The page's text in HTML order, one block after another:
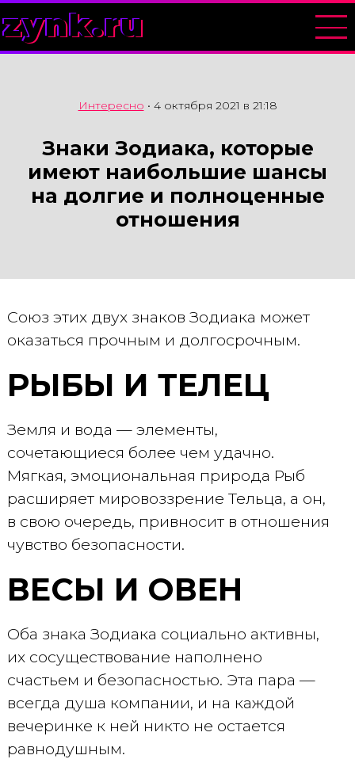
zynk.ru
Интересно • 4 октября 2021 в 21:18
Знаки Зодиака, которые
имеют наибольшие шансы
на долгие и полноценные
отношения
Союз этих двух знаков Зодиака может
оказаться прочным и долгосрочным.
РЫБЫ И ТЕЛЕЦ
Земля и вода — элементы,
сочетающиеся более чем удачно.
Мягкая, эмоциональная природа Рыб
расширяет мировоззрение Тельца, а он,
в свою очередь, привносит в отношения
чувство безопасности.
ВЕСЫ И ОВЕН
Оба знака Зодиака социально активны,
их сосуществование наполнено
счастьем и безопасностью. Эта пара —
всегда душа компании, и на каждой
вечеринке к ней никто не остается
равнодушным.